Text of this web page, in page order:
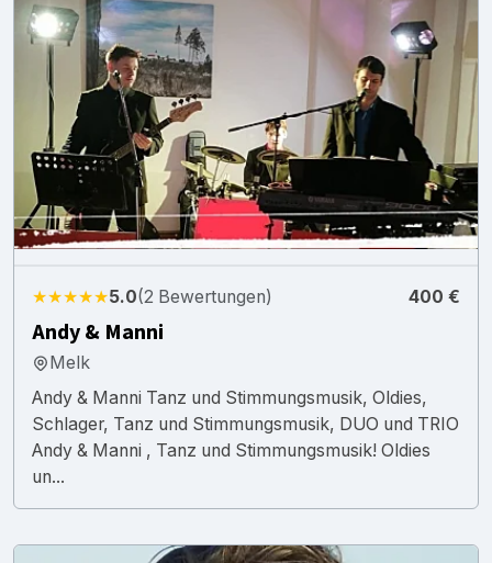
★★★★★5.0(2 Bewertungen) 400 €
Andy & Manni
Melk
Andy & Manni Tanz und Stimmungsmusik, Oldies,
Schlager, Tanz und Stimmungsmusik, DUO und TRIO
Andy & Manni , Tanz und Stimmungsmusik! Oldies
un...